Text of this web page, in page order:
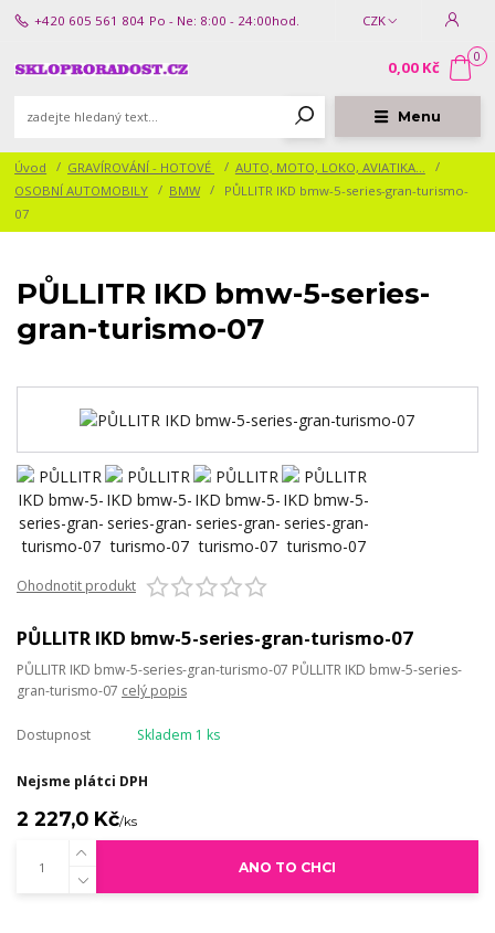
Menu
CZK
+420 605 561 804 Po - Ne: 8:00 - 24:00hod.
0
0,00 Kč
Úvod GRAVÍROVÁNÍ - HOTOVÉ
AUTO, MOTO, LOKO, AVIATIKA...
OSOBNÍ AUTOMOBILY
BMW
PŮLLITR IKD bmw-5-series-gran-turismo-
07
PŮLLITR IKD bmw-5-series-
gran-turismo-07
Ohodnotit produkt
PŮLLITR IKD bmw-5-series-gran-turismo-07
PŮLLITR IKD bmw-5-series-gran-turismo-07 PŮLLITR IKD bmw-5-series-
gran-turismo-07 celý popis
Dostupnost Skladem 1 ks
Nejsme plátci DPH
2 227,0 Kč/ks
ANO TO CHCI